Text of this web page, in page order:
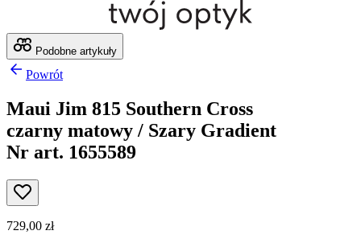
Podobne artykuły
Powrót
Maui Jim 815 Southern Cross
czarny matowy / Szary Gradient
Nr art. 1655589
729,00 zł